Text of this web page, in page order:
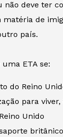
não deve ter
matéria de
país.
ETA se:
do Reino
para
Unido